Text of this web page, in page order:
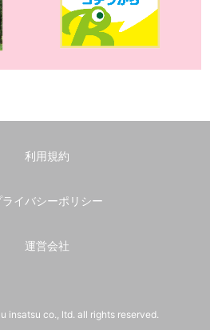
利用規約
ライバシーポリシー
運営会社
insatsu co., ltd. all rights reserved.